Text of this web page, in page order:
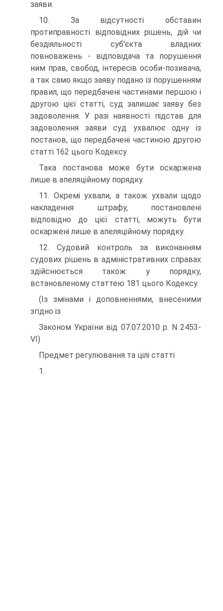
заяви.
10. За відсутності обставин
протиправності відповідних рішень, дій чи
бездіяльності суб'єкта владних
повноважень - відповідача та порушення
ним прав, свобод, інтересів особи-позивача,
а так само якщо заяву подано із порушенням
правил, що передбачені частинами першою і
другою цієї статті, суд залишає заяву без
задоволення. У разі наявності підстав для
задоволення заяви суд ухвалює одну із
постанов, що передбачені частиною другою
статті 162 цього Кодексу.
Така постанова може бути оскаржена
лише в апеляційному порядку.
11. Окремі ухвали, а також ухвали щодо
накладення штрафу, постановлені
відповідно до цієї статті, можуть бути
оскаржені лише в апеляційному порядку.
12. Судовий контроль за виконанням
судових рішень в адміністративних справах
здійснюється також у порядку,
встановленому статтею 181 цього Кодексу.
(Із змінами і доповненнями, внесеними
згідно із
Законом України від 07.07.2010 р. N 2453-
VI)
Предмет регулювання та цілі статті
1.